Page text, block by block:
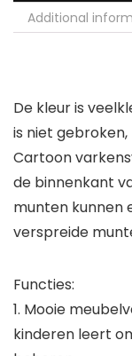
Additional
De kleur is
is niet
Cartoon
de binnenkant
munten kunnen
verspreide
Functies:
1. Mooie
kinderen leert